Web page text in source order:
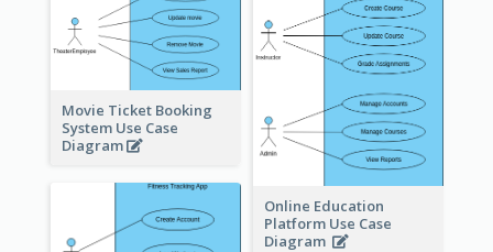
Movie Ticket Booking
System Use Case
Diagram
Online Education
Platform Use Case
Diagram